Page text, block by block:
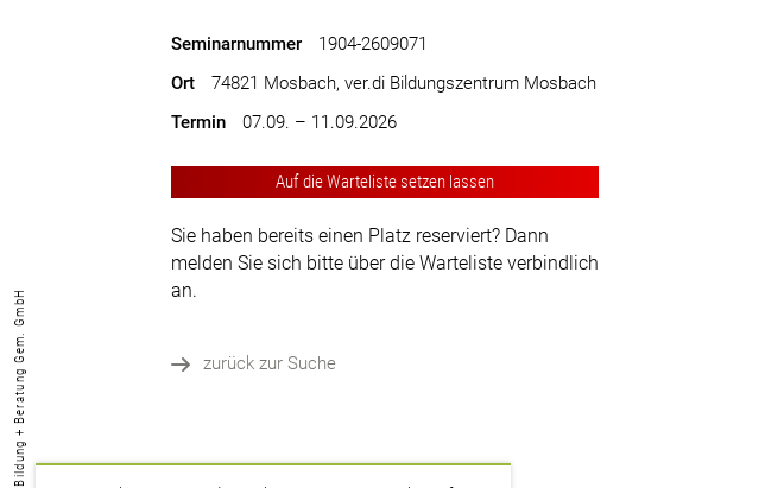
Seminarnummer
1904-2609071
Ort
74821 Mosbach, ver.di Bildungszentrum Mosbach
Termin
07.09. – 11.09.2026
Auf die Warteliste setzen lassen
Sie haben bereits einen Platz reserviert? Dann
melden Sie sich bitte über die Warteliste verbindlich
an.
zurück zur Suche
© ver.di Bildung + Beratung Gem. GmbH